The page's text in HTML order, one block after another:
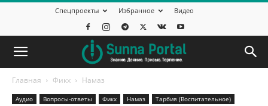
Спецпроекты Избранное Видео
Главная Фикх Намаз
Аудио Вопросы-ответы Фикх Намаз
Тарбия (Воспитательное)